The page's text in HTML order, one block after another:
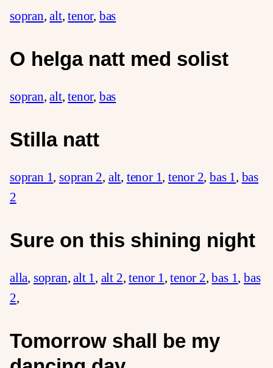
sopran,alt,tenor, bas
O helga natt med solist
sopran,alt,tenor, bas
Stilla natt
sopran 1, sopran 2, alt, tenor 1, tenor 2,bas 1, bas
2
Sure on this shining night
alla, sopran,alt 1 , alt 2,tenor 1 ,tenor 2,bas 1, bas
2,
Tomorrow shall be my